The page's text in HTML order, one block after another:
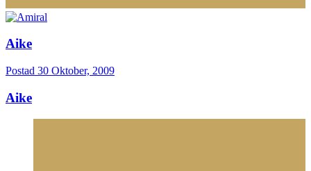
Aike
Postad 30 Oktober, 2009
Aike